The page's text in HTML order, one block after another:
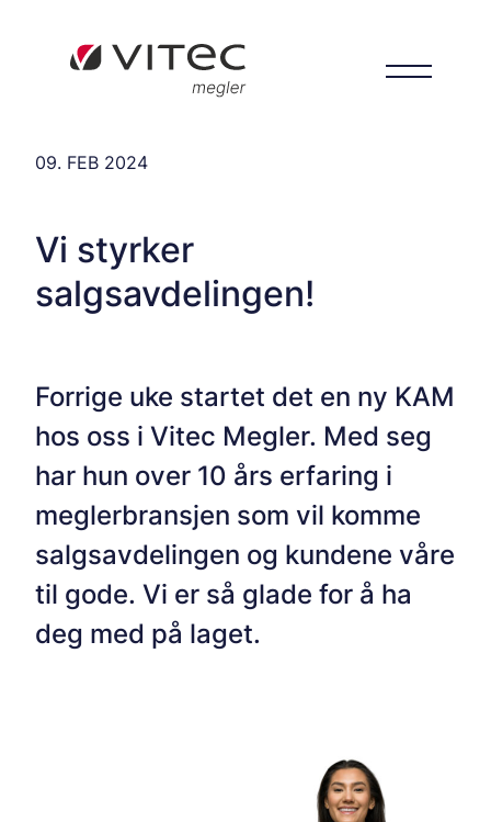
Vi styrker
salgsavdelingen!
09. FEB 2024
Forrige uke startet det en ny KAM
hos oss i Vitec Megler. Med seg
har hun over 10 års erfaring i
meglerbransjen som vil komme
salgsavdelingen og kundene våre
til gode. Vi er så glade for å ha
deg med på laget.